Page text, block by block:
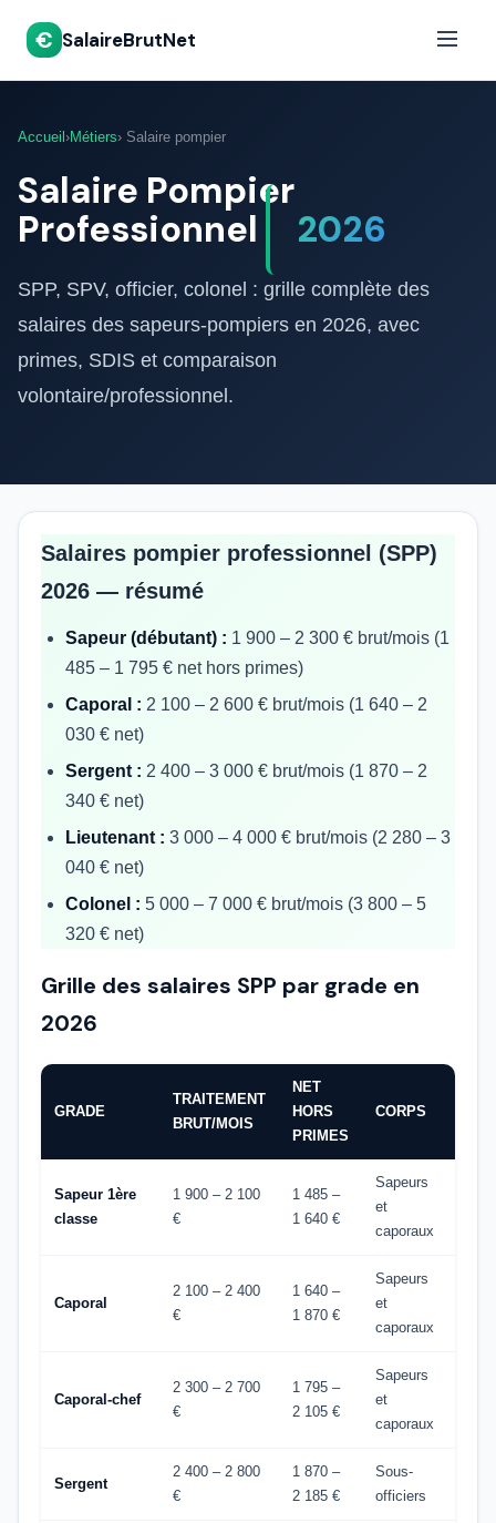
€ SalaireBrutNet
Accueil ›Métiers› Salaire pompier
Salaire Pompier
Professionnel
2026
SPP, SPV, officier, colonel : grille complète des
salaires des sapeurs-pompiers en 2026, avec
primes, SDIS et comparaison
volontaire/professionnel.
Salaires pompier professionnel (SPP)
2026 — résumé
Sapeur (débutant) : 1 900 – 2 300 € brut/mois (1
485 – 1 795 € net hors primes)
Caporal : 2 100 – 2 600 € brut/mois (1 640 – 2
030 € net)
Sergent : 2 400 – 3 000 € brut/mois (1 870 – 2
340 € net)
Lieutenant : 3 000 – 4 000 € brut/mois (2 280 – 3
040 € net)
Colonel : 5 000 – 7 000 € brut/mois (3 800 – 5
320 € net)
Grille des salaires SPP par grade en
2026
GRADE
TRAITEMENT
BRUT/MOIS
NET
HORS
PRIMES
CORPS
Sapeur 1ère
classe
1 900 – 2 100
€
1 485 –
1 640 €
Sapeurs
et
caporaux
Caporal
2 100 – 2 400
€
1 640 –
1 870 €
Sapeurs
et
caporaux
Caporal-chef
2 300 – 2 700
€
1 795 –
2 105 €
Sapeurs
et
caporaux
Sergent
2 400 – 2 800
€
1 870 –
2 185 €
Sous-
officiers